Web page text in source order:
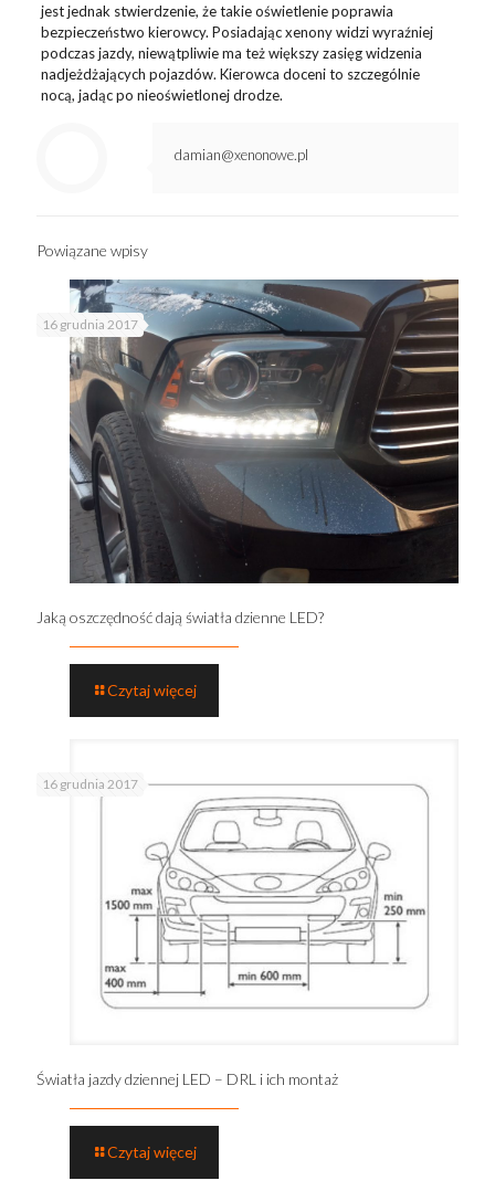
jest jednak stwierdzenie, że takie oświetlenie poprawia
bezpieczeństwo kierowcy. Posiadając xenony widzi wyraźniej
podczas jazdy, niewątpliwie ma też większy zasięg widzenia
nadjeżdżających pojazdów. Kierowca doceni to szczególnie
nocą, jadąc po nieoświetlonej drodze.
damian@xenonowe.pl
Powiązane wpisy
16 grudnia 2017
Jaką oszczędność dają światła dzienne LED?
Czytaj więcej
16 grudnia 2017
Światła jazdy dziennej LED – DRL i ich montaż
Czytaj więcej